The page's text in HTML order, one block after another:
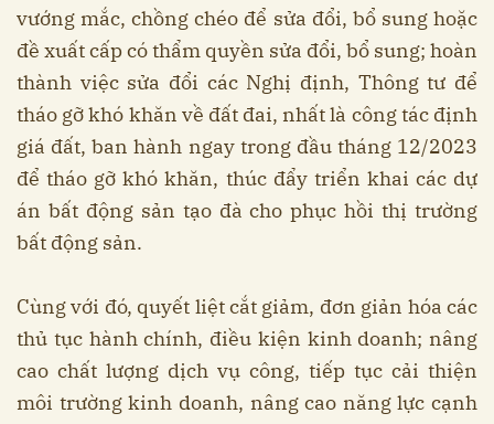
vướng mắc, chồng chéo để sửa đổi, bổ sung hoặc
đề xuất cấp có thẩm quyền sửa đổi, bổ sung; hoàn
thành việc sửa đổi các Nghị định, Thông tư để
tháo gỡ khó khăn về đất đai, nhất là công tác định
giá đất, ban hành ngay trong đầu tháng 12/2023
để tháo gỡ khó khăn, thúc đẩy triển khai các dự
án bất động sản tạo đà cho phục hồi thị trường
bất động sản.
Cùng với đó, quyết liệt cắt giảm, đơn giản hóa các
thủ tục hành chính, điều kiện kinh doanh; nâng
cao chất lượng dịch vụ công, tiếp tục cải thiện
môi trường kinh doanh, nâng cao năng lực cạnh